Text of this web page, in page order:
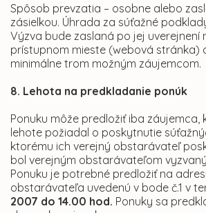
Spôsob prevzatia – osobne alebo
zásielkou. Úhrada za súťažné
Výzva bude zaslaná po jej uverejnení
prístupnom mieste (webová stránka)
minimálne trom možným záujemcom.
8. Lehota na predkladanie ponúk
Ponuku môže predložiť iba záujemca,
lehote požiadal o poskytnutie
ktorému ich verejný obstarávateľ
bol verejným obstarávateľom
Ponuku je potrebné predložiť na
obstarávateľa uvedenú v bode č.1 v
2007 do 14.00 hod. Ponuky sa